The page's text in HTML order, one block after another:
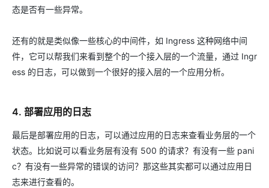
态是否有一些异常。
还有的就是类似像一些核心的中间件，如 Ingress 这种网络中间
件，它可以帮我们来看到整个的一个接入层的一个流量，通过 Ingr
ess 的日志，可以做到一个很好的接入层的一个应用分析。
4. 部署应用的日志
最后是部署应用的日志，可以通过应用的日志来查看业务层的一个
状态。比如说可以看业务层有没有 500 的请求？有没有一些 pani
c？有没有一些异常的错误的访问？那这些其实都可以通过应用日
志来进行查看的。